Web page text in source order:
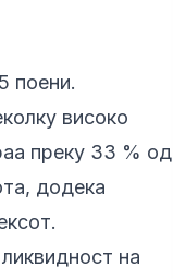
поени.
високо
преку 33 % од
додека
на